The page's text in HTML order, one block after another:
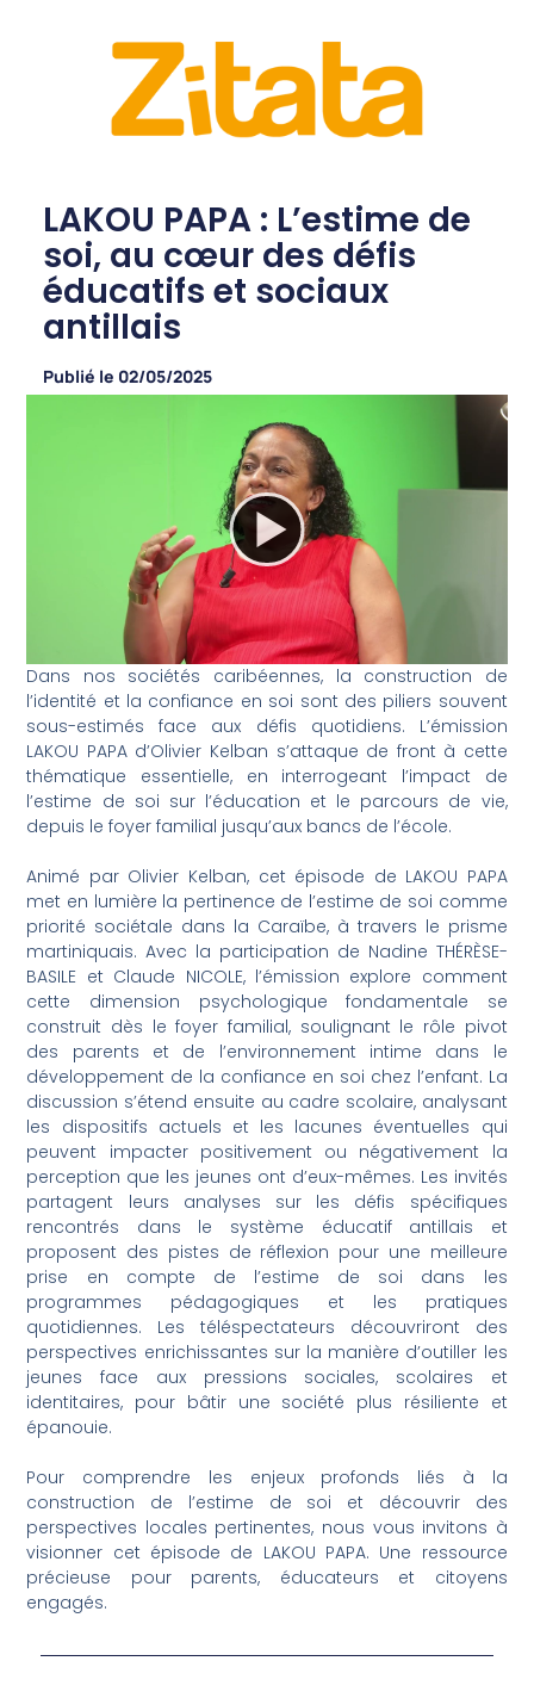
LAKOU PAPA : L’estime de
soi, au cœur des défis
éducatifs et sociaux
antillais
Publié le 02/05/2025
Dans nos sociétés caribéennes, la construction de
l’identité et la confiance en soi sont des piliers souvent
sous-estimés face aux défis quotidiens. L’émission
LAKOU PAPA d’Olivier Kelban s’attaque de front à cette
thématique essentielle, en interrogeant l’impact de
l’estime de soi sur l’éducation et le parcours de vie,
depuis le foyer familial jusqu’aux bancs de l’école.
Animé par Olivier Kelban, cet épisode de LAKOU PAPA
met en lumière la pertinence de l’estime de soi comme
priorité sociétale dans la Caraïbe, à travers le prisme
martiniquais. Avec la participation de Nadine THÉRÈSE-
BASILE et Claude NICOLE, l’émission explore comment
cette dimension psychologique fondamentale se
construit dès le foyer familial, soulignant le rôle pivot
des parents et de l’environnement intime dans le
développement de la confiance en soi chez l’enfant. La
discussion s’étend ensuite au cadre scolaire, analysant
les dispositifs actuels et les lacunes éventuelles qui
peuvent impacter positivement ou négativement la
perception que les jeunes ont d’eux-mêmes. Les invités
partagent leurs analyses sur les défis spécifiques
rencontrés dans le système éducatif antillais et
proposent des pistes de réflexion pour une meilleure
prise en compte de l’estime de soi dans les
programmes pédagogiques et les pratiques
quotidiennes. Les téléspectateurs découvriront des
perspectives enrichissantes sur la manière d’outiller les
jeunes face aux pressions sociales, scolaires et
identitaires, pour bâtir une société plus résiliente et
épanouie.
Pour comprendre les enjeux profonds liés à la
construction de l’estime de soi et découvrir des
perspectives locales pertinentes, nous vous invitons à
visionner cet épisode de LAKOU PAPA. Une ressource
précieuse pour parents, éducateurs et citoyens
engagés.